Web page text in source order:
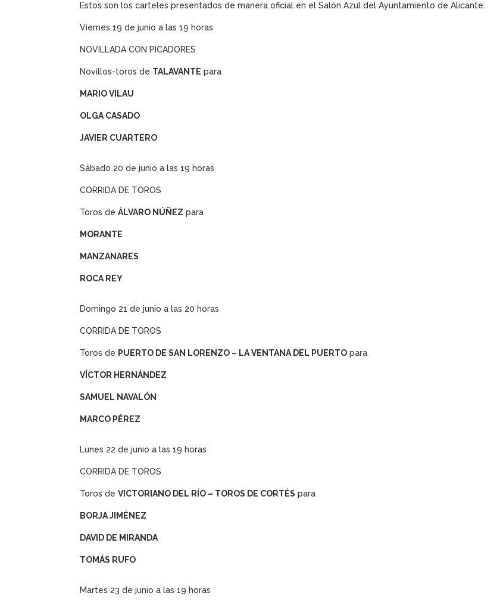
Estos son los carteles presentados de manera oficial en el Salón Azul del Ayuntamiento de Alicante:
Viernes 19 de junio a las 19 horas
NOVILLADA CON PICADORES
Novillos-toros de TALAVANTE para
MARIO VILAU
OLGA CASADO
JAVIER CUARTERO
Sábado 20 de junio a las 19 horas
CORRIDA DE TOROS
Toros deÁLVARO NÚÑEZ para
MORANTE
MANZANARES
ROCA REY
Domingo 21 de junio a las 20 horas
CORRIDA DE TOROS
Toros de PUERTO DE SAN LORENZO – LA VENTANA DEL PUERTO para
VÍCTOR HERNÁNDEZ
SAMUEL NAVALÓN
MARCO PÉREZ
Lunes 22 de junio a las 19 horas
CORRIDA DE TOROS
Toros deVICTORIANO DEL RÍO – TOROS DE CORTÉS para
BORJA JIMÉNEZ
DAVID DE MIRANDA
TOMÁS RUFO
Martes 23 de junio a las 19 horas